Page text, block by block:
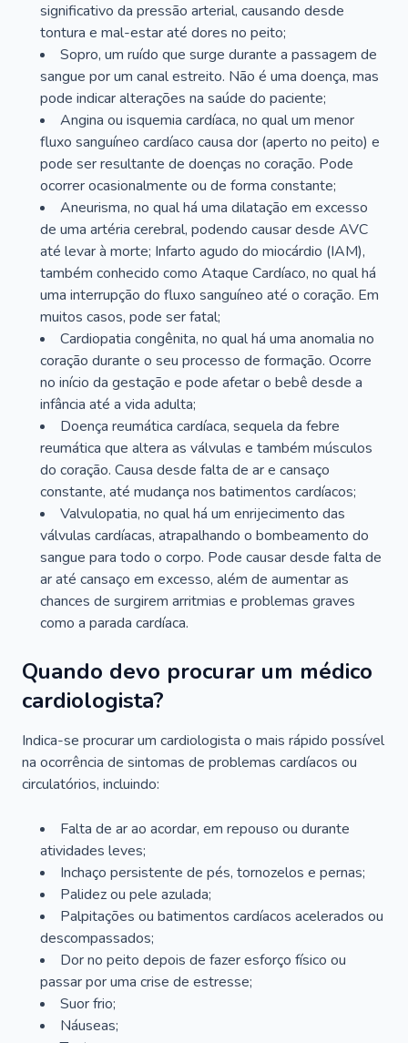
significativo da pressão arterial, causando desde
tontura e mal-estar até dores no peito;
Sopro, um ruído que surge durante a passagem de
sangue por um canal estreito. Não é uma doença, mas
pode indicar alterações na saúde do paciente;
Angina ou isquemia cardíaca, no qual um menor
fluxo sanguíneo cardíaco causa dor (aperto no peito) e
pode ser resultante de doenças no coração. Pode
ocorrer ocasionalmente ou de forma constante;
Aneurisma, no qual há uma dilatação em excesso
de uma artéria cerebral, podendo causar desde AVC
até levar à morte; Infarto agudo do miocárdio (IAM),
também conhecido como Ataque Cardíaco, no qual há
uma interrupção do fluxo sanguíneo até o coração. Em
muitos casos, pode ser fatal;
Cardiopatia congênita, no qual há uma anomalia no
coração durante o seu processo de formação. Ocorre
no início da gestação e pode afetar o bebê desde a
infância até a vida adulta;
Doença reumática cardíaca, sequela da febre
reumática que altera as válvulas e também músculos
do coração. Causa desde falta de ar e cansaço
constante, até mudança nos batimentos cardíacos;
Valvulopatia, no qual há um enrijecimento das
válvulas cardíacas, atrapalhando o bombeamento do
sangue para todo o corpo. Pode causar desde falta de
ar até cansaço em excesso, além de aumentar as
chances de surgirem arritmias e problemas graves
como a parada cardíaca.
Quando devo procurar um médico
cardiologista?
Indica-se procurar um cardiologista o mais rápido possível
na ocorrência de sintomas de problemas cardíacos ou
circulatórios, incluindo:
Falta de ar ao acordar, em repouso ou durante
atividades leves;
Inchaço persistente de pés, tornozelos e pernas;
Palidez ou pele azulada;
Palpitações ou batimentos cardíacos acelerados ou
descompassados;
Dor no peito depois de fazer esforço físico ou
passar por uma crise de estresse;
Suor frio;
Náuseas;